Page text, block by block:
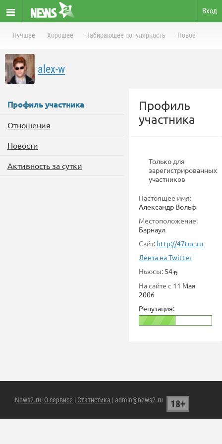
Вход
Лучшее Хорошее Набирающее популярность Новое
alex-w
Профиль участника
Отношения
Новости
Активность за сутки
Профиль
участника
Только для
зарегистрированных
участников
Настоящее имя:
Александр Вольф
Местоположение:
Барнаул
Сайт: http://47tuc.ru
Лента на Twitter
Ньюсы: 54
На сайте с 11 Мая
2006
Репутация:
News2.ru: О сервисе | Статистика | admin@news2.ru 18+